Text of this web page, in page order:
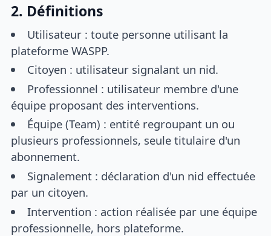
2. Définitions
Utilisateur : toute personne utilisant la
plateforme WASPP.
Citoyen : utilisateur signalant un nid.
Professionnel : utilisateur membre d'une
équipe proposant des interventions.
Équipe (Team) : entité regroupant un ou
plusieurs professionnels, seule titulaire d'un
abonnement.
Signalement : déclaration d'un nid effectuée
par un citoyen.
Intervention : action réalisée par une équipe
professionnelle, hors plateforme.